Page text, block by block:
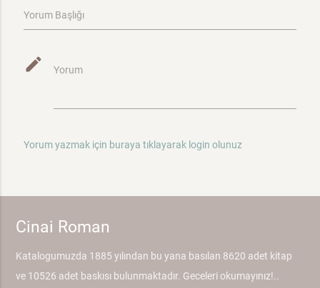
Yorum Başlığı
mode_edit Yorum
Yorum yazmak için buraya tıklayarak login olunuz
Cinai Roman
Katalogumuzda 1885 yılından bu yana basılan 8620 adet kitap
ve 10526 adet baskısı bulunmaktadır. Geceleri okumayınız!..